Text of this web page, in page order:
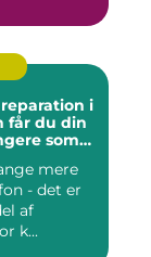
i
får du din
som
mere
- det er
af
k...